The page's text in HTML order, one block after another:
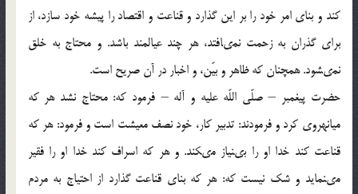
كند و بناى امر خود را بر اين گذارد و قناعت و اقتصاد را پيشه خود سازد، از
براى گذران به زحمت نمى‏افتد، هر چند عيالمند باشد. و محتاج به خلق
نمى‏شود. همچنان كه ظاهر و بيّن، و اخبار در آن صريح است.
حضرت پيغمبر – صلّى اللّه عليه و آله – فرمود كه: محتاج نشد هر كه
ميانه‏روى كرد و فرمودند: تدبير كار، خود نصف معيشت است و فرمود: هر كه
قناعت كند خدا او را بى‏نياز مى‏كند. و هر كه اسراف كند خدا او را فقير
مى‏نمايد و شك نيست كه: هر كه بناى قناعت گذارد از احتياج به مردم